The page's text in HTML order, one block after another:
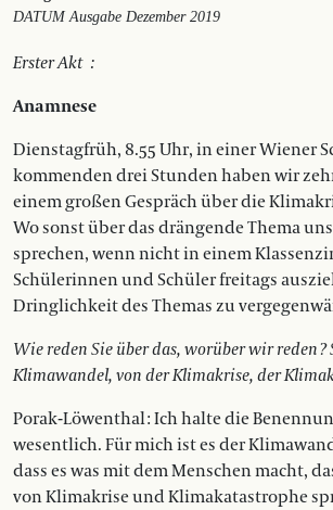
DATUM Ausgabe Dezember 2019
Erster Akt :
Anamnese
Dienstagfrüh, 8.55 Uhr, in einer Wiener
kommenden drei Stunden haben wir
einem großen Gespräch über die
Wo sonst über das drängende Thema
sprechen, wenn nicht in einem
Schülerinnen und Schüler freitags
Dringlichkeit des Themas zu
Wie reden Sie über das, worüber wir reden ?
Klimawandel, von der Klimakrise, der
Porak-Löwenthal : Ich halte die
wesentlich. Für mich ist es der
dass es was mit dem Menschen macht,
von Klimakrise und Klimakatastrophe